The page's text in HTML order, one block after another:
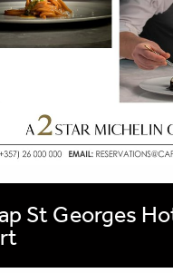
St Georges